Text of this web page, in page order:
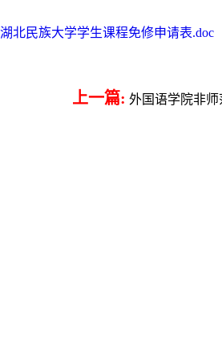
湖北民族大学学生课程免修申请表.doc
上一篇: 外国语学院非